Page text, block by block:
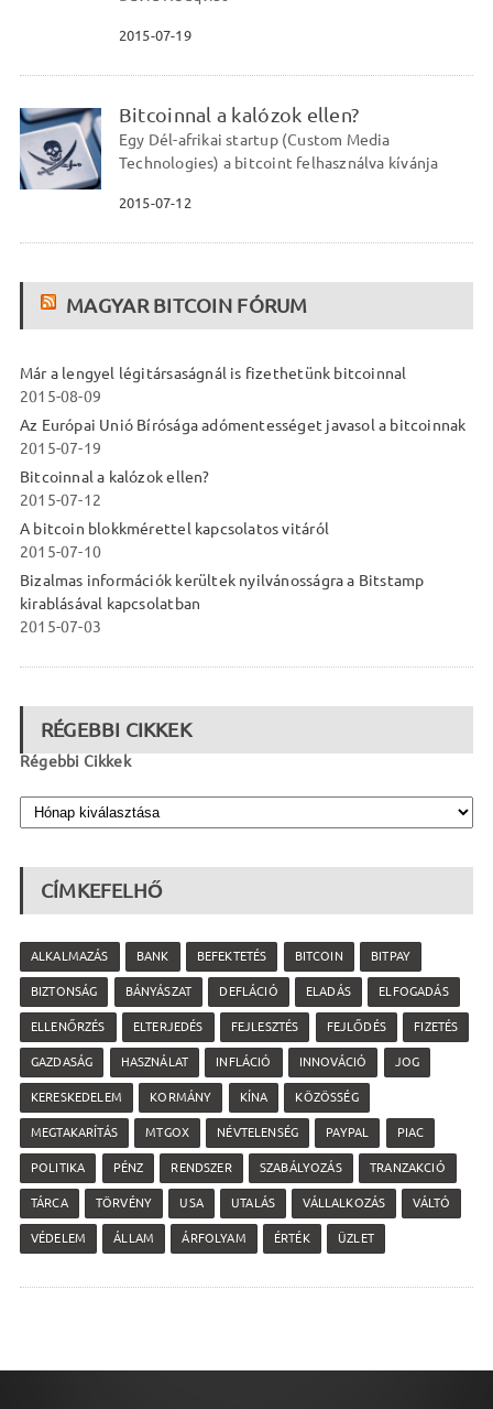
2015-07-19
Bitcoinnal a kalózok ellen?
Egy Dél-afrikai startup (Custom Media
Technologies) a bitcoint felhasználva kívánja
2015-07-12
MAGYAR BITCOIN FÓRUM
Már a lengyel légitársaságnál is fizethetünk bitcoinnal
2015-08-09
Az Európai Unió Bírósága adómentességet javasol a bitcoinnak
2015-07-19
Bitcoinnal a kalózok ellen?
2015-07-12
A bitcoin blokkmérettel kapcsolatos vitáról
2015-07-10
Bizalmas információk kerültek nyilvánosságra a Bitstamp
kirablásával kapcsolatban
2015-07-03
RÉGEBBI CIKKEK
Régebbi Cikkek
CÍMKEFELHŐ
ALKALMAZÁS BANK BEFEKTETÉS BITCOIN BITPAY
BIZTONSÁG BÁNYÁSZAT DEFLÁCIÓ ELADÁS ELFOGADÁS
ELLENŐRZÉS ELTERJEDÉS FEJLESZTÉS FEJLŐDÉS FIZETÉS
GAZDASÁG HASZNÁLAT INFLÁCIÓ INNOVÁCIÓ JOG
KERESKEDELEM KORMÁNY KÍNA KÖZÖSSÉG
MEGTAKARÍTÁS MTGOX NÉVTELENSÉG PAYPAL PIAC
POLITIKA PÉNZ RENDSZER SZABÁLYOZÁS TRANZAKCIÓ
TÁRCA TÖRVÉNY USA UTALÁS VÁLLALKOZÁS VÁLTÓ
VÉDELEM ÁLLAM ÁRFOLYAM ÉRTÉK ÜZLET